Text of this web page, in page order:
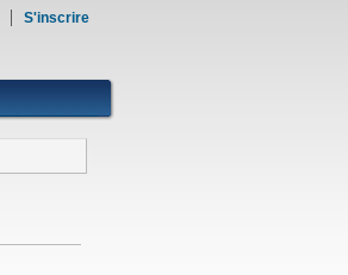
S'inscrire